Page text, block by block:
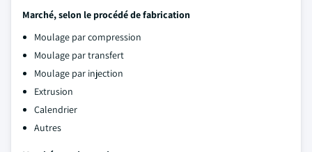
Marché, selon le procédé de fabrication
Moulage par compression
Moulage par transfert
Moulage par injection
Extrusion
Calendrier
Autres